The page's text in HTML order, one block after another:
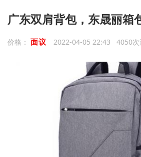
广东双肩背包，东晟丽箱
价格： 面议 2022-04-05 22:43 4050次